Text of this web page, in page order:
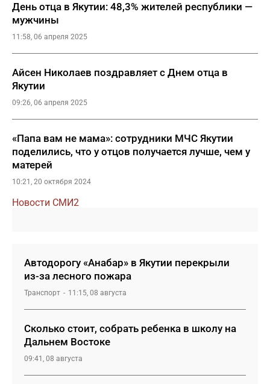
День отца в Якутии: 48,3% жителей республики —
мужчины
11:58, 06 апреля 2025
Айсен Николаев поздравляет с Днем отца в
Якутии
09:26, 06 апреля 2025
«Папа вам не мама»: сотрудники МЧС Якутии
поделились, что у отцов получается лучше, чем у
матерей
10:21, 20 октября 2024
Новости СМИ2
Автодорогу «Анабар» в Якутии перекрыли
из-за лесного пожара
Транспорт 11:15, 08 августа
Сколько стоит, собрать ребенка в школу на
Дальнем Востоке
09:41, 08 августа